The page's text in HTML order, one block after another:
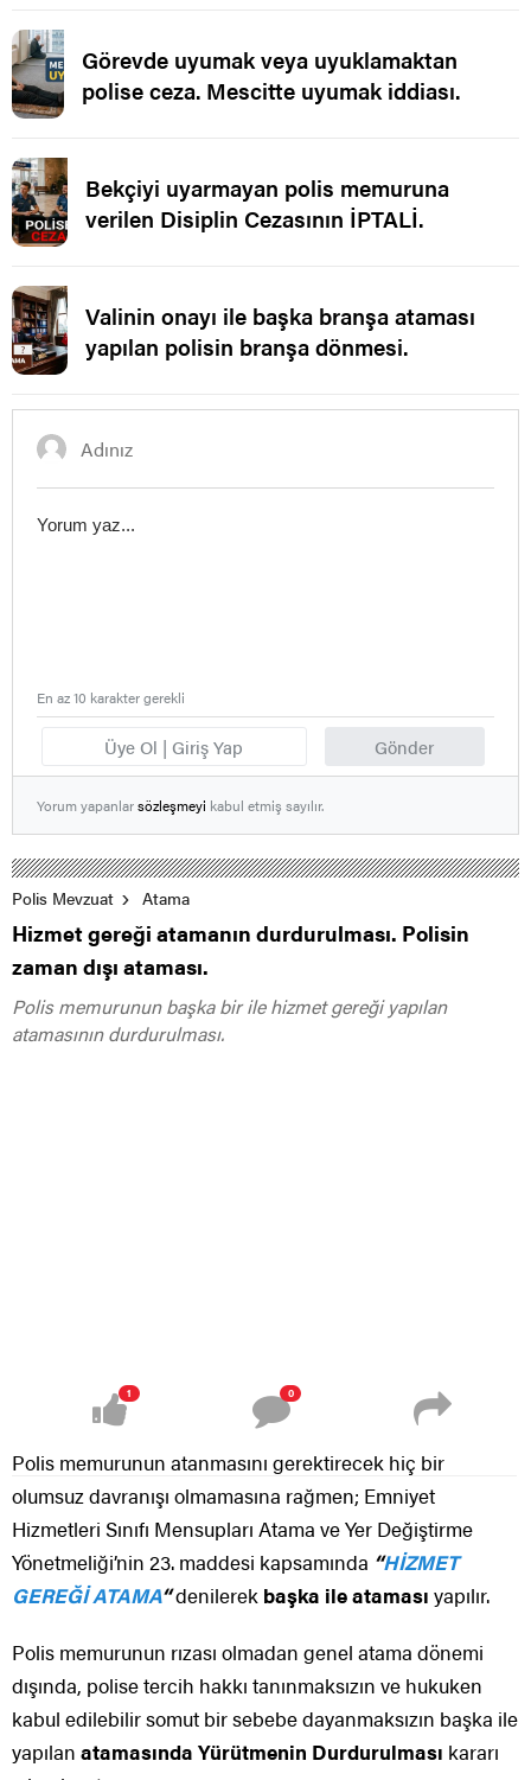
Görevde uyumak veya uyuklamaktan
polise ceza. Mescitte uyumak iddiası.
Bekçiyi uyarmayan polis memuruna
verilen Disiplin Cezasının İPTALİ.
Valinin onayı ile başka branşa ataması
yapılan polisin branşa dönmesi.
Üye Ol | Giriş Yap Gönder
En az 10 karakter gerekli
Yorum yapanlarsözleşmeyi kabul etmiş sayılır.
Polis Mevzuat Atama
Hizmet gereği atamanın durdurulması. Polisin
zaman dışı ataması.
Polis memurunun başka bir ile hizmet gereği yapılan
atamasının durdurulması.
1 0
Polis memurunun atanmasını gerektirecek hiç bir
olumsuz davranışı olmamasına rağmen; Emniyet
Hizmetleri Sınıfı Mensupları Atama ve Yer Değiştirme
Yönetmeliği’nin 23. maddesi kapsamında “HİZMET
GEREĞİ ATAMA“denilerek başka ile ataması yapılır.
Polis memurunun rızası olmadan genel atama dönemi
dışında, polise tercih hakkı tanınmaksızın ve hukuken
kabul edilebilir somut bir sebebe dayanmaksızın başka ile
yapılan atamasında Yürütmenin Durdurulması kararı